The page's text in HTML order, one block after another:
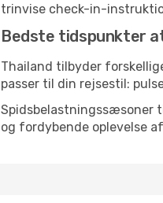
trinvise check-in-
Bedste tidspunkter
Thailand tilbyder
passer til din rejsestil:
Spidsbelastningssæsoner
og fordybende oplevelse